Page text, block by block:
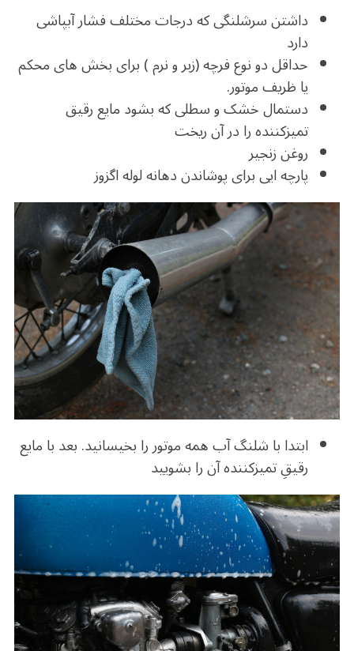
داشتن سرشلنگی که درجات مختلف فشار آبپاشی
دارد
حداقل دو نوع فرچه (زبر و نرم ) برای بخش های محکم
یا ظریف موتور.
دستمال خشک و سطلی که بشود مایع رقیق
تمیزکننده را در آن ریخت
روغن زنجیر
پارچه ایی برای پوشاندن دهانه لوله اگزوز
ابتدا با شلنگ آب همه موتور را بخیسانید. بعد با مایع
رقیقِ تمیزکننده آن را بشویید